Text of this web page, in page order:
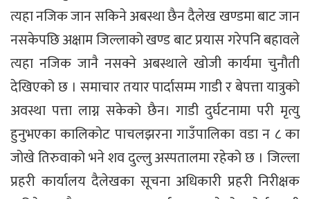
त्यहा नजिक जान सकिने अबस्था छैन दैलेख खण्डमा बाट जान
नसकेपछि अक्षाम जिल्लाको खण्ड बाट प्रयास गरेपनि बहावले
त्यहा नजिक जानै नसक्ने अबस्थाले खोजी कार्यमा चुनौती
देखिएको छ । समाचार तयार पार्दासम्म गाडी र बेपत्ता यात्रुको
अवस्था पत्ता लाग्न सकेको छैन। गाडी दुर्घटनामा परी मृत्यु
हुनुभएका कालिकोट पाचलझरना गाउँपालिका वडा न ८ का
जोखे तिरुवाको भने शव दुल्लु अस्पतालमा रहेको छ । जिल्ला
प्रहरी कार्यालय दैलेखका सूचना अधिकारी प्रहरी निरीक्षक